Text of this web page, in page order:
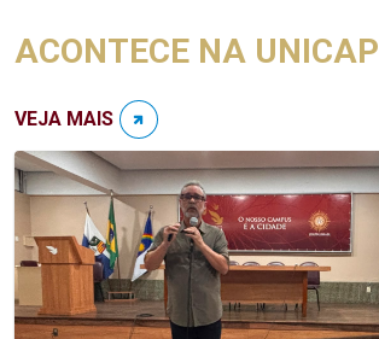
ACONTECE NA UNICAP
VEJA MAIS